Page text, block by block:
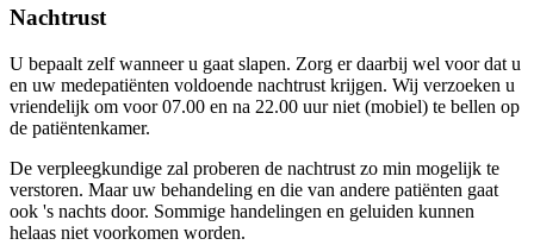
Nachtrust
U bepaalt zelf wanneer u gaat slapen. Zorg er daarbij wel voor dat u
en uw medepatiënten voldoende nachtrust krijgen. Wij verzoeken u
vriendelijk om voor 07.00 en na 22.00 uur niet (mobiel) te bellen op
de patiëntenkamer.
De verpleegkundige zal proberen de nachtrust zo min mogelijk te
verstoren. Maar uw behandeling en die van andere patiënten gaat
ook 's nachts door. Sommige handelingen en geluiden kunnen
helaas niet voorkomen worden.